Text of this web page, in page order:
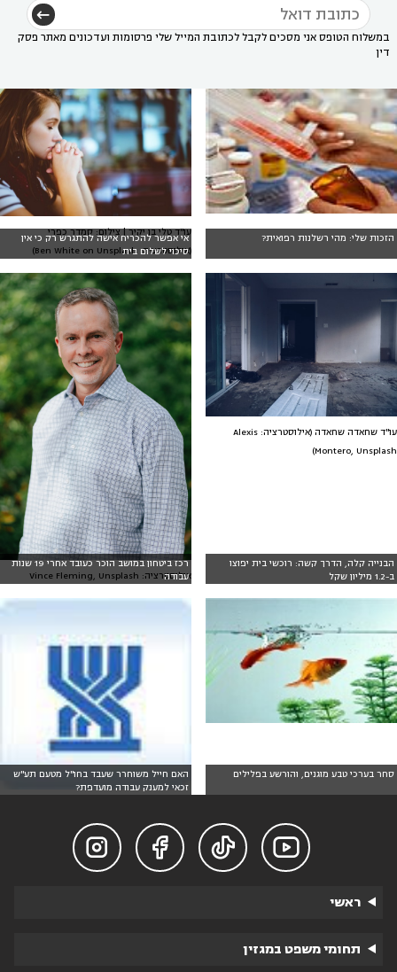
במשלוח הטופס אני מסכים לקבל לכתובת המייל שלי פרסומות ועדכונים מאתר פסק
דין
הזכות שלי: מהי רשלנות רפואית?
אי אפשר להכריח אישה להתגרש רק כי אין
סיכוי לשלום בית
עו"ד טלי בן יקיר | צילום: סמדר כפרי
(אילוסטרציה: Ben White on Unsplash)
הבנייה קלה, הדרך קשה: רוכשי בית יפוצו
ב-1.2 מיליון שקל
עו"ד שחאדה שחאדה (אילוסטרציה: Alexis
Montero, Unsplash)
רכז ביטחון במושב הוכר כעובד אחרי 19 שנות
עבודה
אילוסטרציה: Vince Fleming, Unsplash
סחר בערכי טבע מוגנים, והורשע בפלילים
האם חייל משוחרר שעבד בחו"ל מטעם תע"ש
זכאי למענק עבודה מועדפת?




ראשי
תחומי משפט במגזין